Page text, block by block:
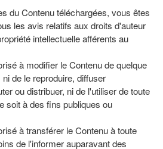
du Contenu téléchargées, vous êtes
les avis relatifs aux droits d'auteur
intellectuelle afférents au
à modifier le Contenu de quelque
de le reproduire, diffuser
ou distribuer, ni de l'utiliser de toute
soit à des fins publiques ou
à transférer le Contenu à toute
de l'informer auparavant des